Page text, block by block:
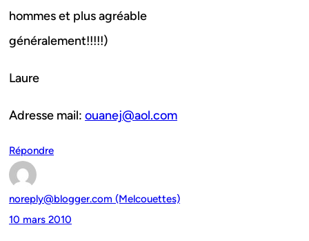
hommes et plus agréable
généralement!!!!!)
Laure
Adresse mail: ouanej@aol.com
Répondre
noreply@blogger.com (Melcouettes)
10 mars 2010